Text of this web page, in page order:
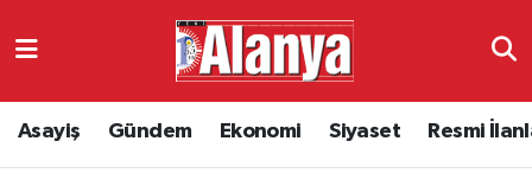
Asayiş Gündem Ekonomi Siyaset Resmi